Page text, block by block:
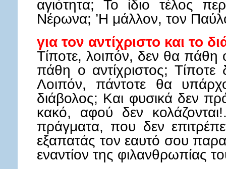
αγιότητα; Το ίδιο τέλος
Νέρωνα; ’Η μάλλον, τον
για τον αντίχριστο και το
Τίποτε, λοιπόν, δεν θα
πάθη ο αντίχριστος;
Λοιπόν, πάντοτε θα
διάβολος; Και φυσικά δεν
κακό, αφού δεν
πράγματα, που δεν
εξαπατάς τον εαυτό σου
εναντίον της φιλανθρωπίας